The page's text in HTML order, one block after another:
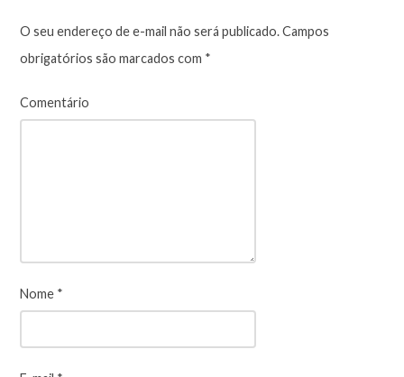
O seu endereço de e-mail não será publicado.Campos
obrigatórios são marcados com *
Comentário
Nome *